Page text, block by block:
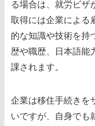
る場合は、就労ビザ
取得には企業による
的な知識や技術を持
歴や職歴、日本語能
課されます。
企業は移住手続きを
いですが、自身でも